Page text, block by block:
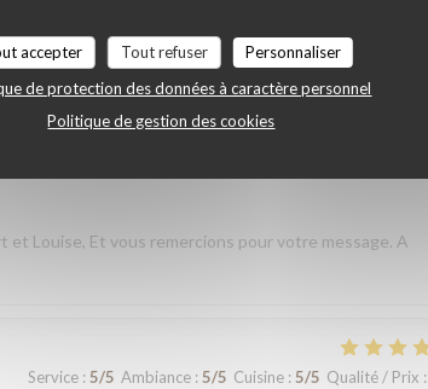
accepter Tout refuser
Personnaliser
de protection des données à caractère personnel
Politique de gestion des cookies
voyage à Paris. Les plats étaient délicieux,
était excellent. L’équipe a été très
très bien accueillis. L’ambiance était agréable et
grand merci à toute l’équipe pour votre
votre restaurant à tous ceux qui visitent Paris et nous
et Louise, Et vous remercions pour votre message. A
Service: 5/5 Ambiance: 5/5 Cuisine: 5/5 Qualité / Prix :